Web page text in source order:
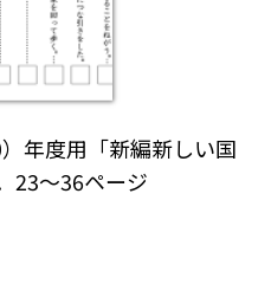
年度用「新編新しい国
23～36ページ